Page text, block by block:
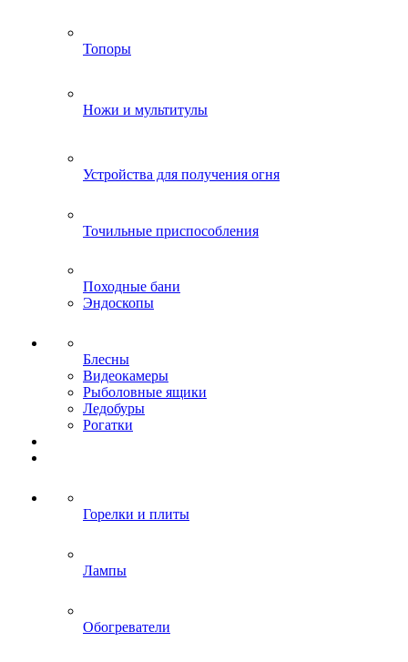
Топоры
Ножи и мультитулы
Устройства для получения огня
Точильные приспособления
Походные бани
Эндоскопы
Блесны
Видеокамеры
Рыболовные ящики
Ледобуры
Рогатки
Горелки и плиты
Лампы
Обогреватели